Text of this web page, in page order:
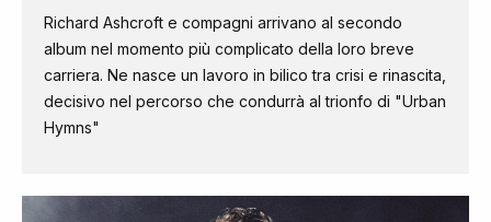
Richard Ashcroft e compagni arrivano al secondo
album nel momento più complicato della loro breve
carriera. Ne nasce un lavoro in bilico tra crisi e rinascita,
decisivo nel percorso che condurrà al trionfo di "Urban
Hymns"